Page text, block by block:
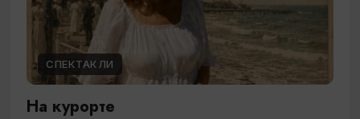
СПЕКТАКЛИ
На курорте